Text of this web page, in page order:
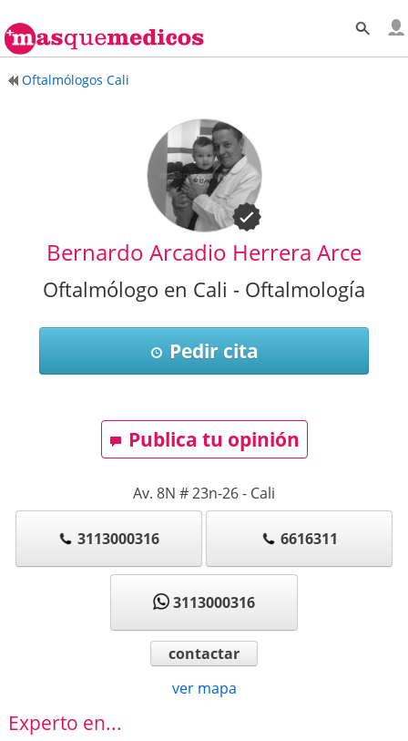
Oftalmólogos Cali
Bernardo Arcadio Herrera Arce
Oftalmólogo en Cali - Oftalmología
Pedir cita
Publica tu opinión
Av. 8N # 23n-26- Cali
3113000316 6616311
3113000316
contactar
ver mapa
Experto en...